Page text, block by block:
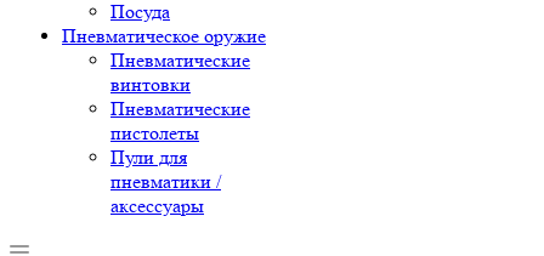
Посуда
Пневматическое оружие
Пневматические
винтовки
Пневматические
пистолеты
Пули для
пневматики /
аксессуары